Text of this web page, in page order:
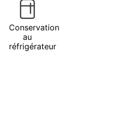
Conservation
au
réfrigérateur